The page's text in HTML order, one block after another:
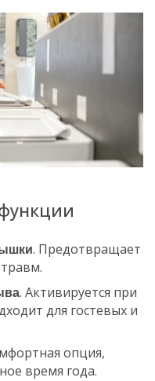
. Предотвращает
. Активируется при
для гостевых и
опция,
время года.